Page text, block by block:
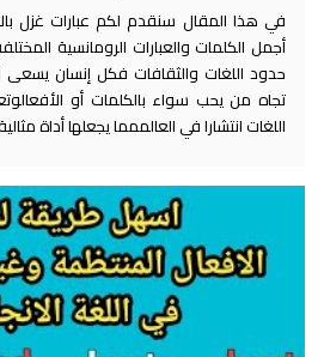
في هذا المقال سنقدم لكم عبارات غزل
أجمل الكلمات والعبارات الرومانسية
حدود اللغات والثقافات فكل إنسان يسعى
تجاه من يحب سواء بالكلمات أو
اللغات انتشارا في العالممما يجعلها أداة